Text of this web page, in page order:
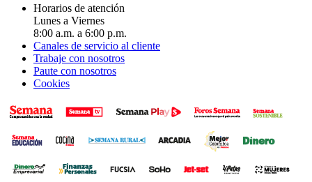
Horarios de atención
Lunes a Viernes
8:00 a.m. a 6:00 p.m.
Canales de servicio al cliente
Trabaje con nosotros
Paute con nosotros
Cookies